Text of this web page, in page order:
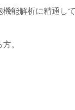
能解析に精通して
。